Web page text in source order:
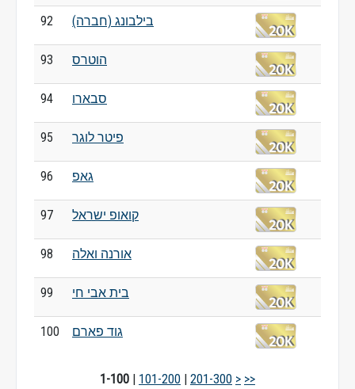
92 בילבונג (חברה)
93 הוטרס
94 סבארו
95 פיטר לוגר
96 גאפ
97 קואופ ישראל
98 אורנה ואלה
99 בית אבי חי
100 גוד פארם
1-100 | 101-200 | 201-300 > >>